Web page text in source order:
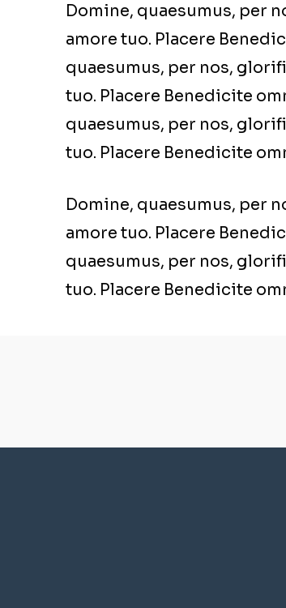
Domine, quaesumus, per
amore tuo. Placere
quaesumus, per nos,
tuo. Placere Benedicite
quaesumus, per nos,
tuo. Placere Benedicite
Domine, quaesumus, per
amore tuo. Placere
quaesumus, per nos,
tuo. Placere Benedicite